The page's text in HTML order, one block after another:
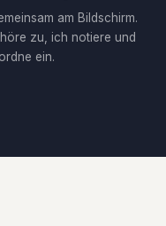
am Bildschirm.
zu, ich notiere und
ordne ein.